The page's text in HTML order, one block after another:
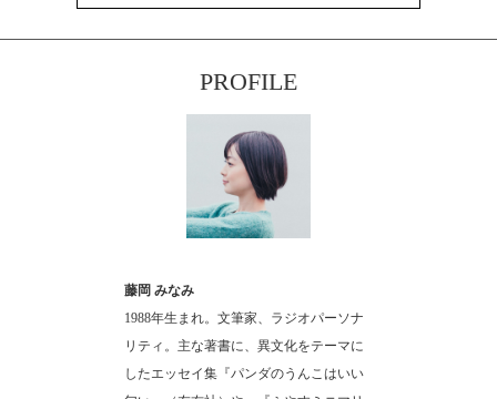
PROFILE
藤岡 みなみ
1988年生まれ。文筆家、ラジオパーソナ
リティ。主な著書に、異文化をテーマに
したエッセイ集『パンダのうんこはいい